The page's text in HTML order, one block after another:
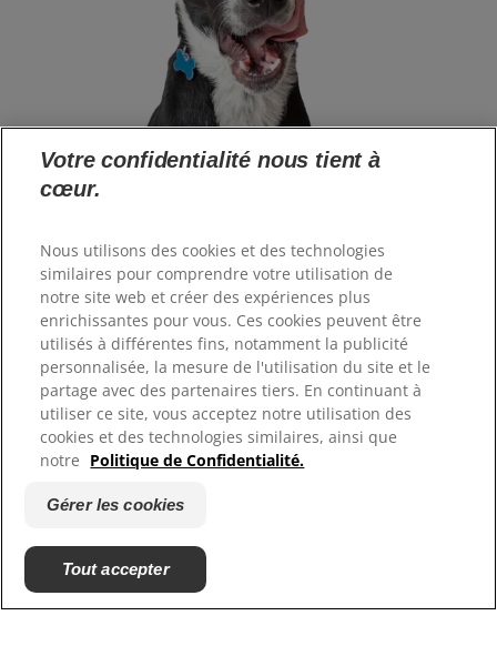
Langue
Ressources
Contactez-nous
Plan du site
Où acheter
Nos sites
Carrières
Votre confidentialité nous tient à
cœur.
Nous utilisons des cookies et des technologies
similaires pour comprendre votre utilisation de
notre site web et créer des expériences plus
enrichissantes pour vous. Ces cookies peuvent être
utilisés à différentes fins, notamment la publicité
personnalisée, la mesure de l'utilisation du site et le
partage avec des partenaires tiers. En continuant à
utiliser ce site, vous acceptez notre utilisation des
cookies et des technologies similaires, ainsi que
notre Politique de Confidentialité.
Gérer les cookies
Tout accepter